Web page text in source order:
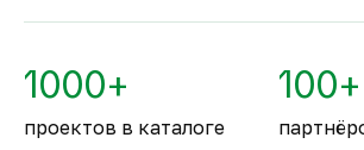
По уровню безопасности жизни
занимают второе место в мире.
1000+
проектов в каталоге
100+